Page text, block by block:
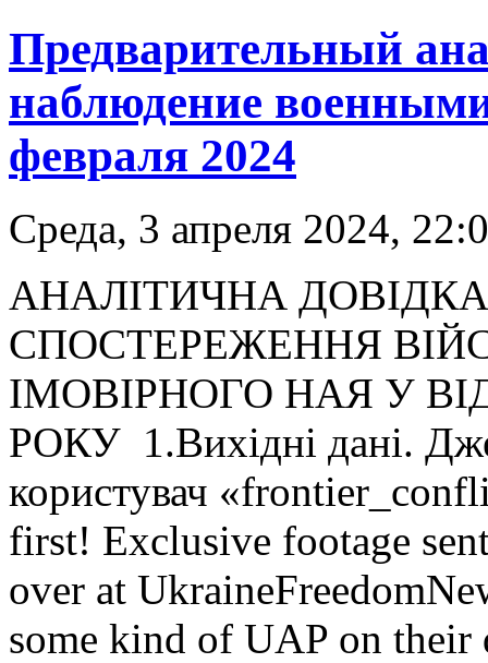
Предварительный
наблюдение
февраля 2024
Среда, 3 апреля 2024,
АНАЛІТИЧНА
СПОСТЕРЕЖЕННЯ
ІМОВІРНОГО НАЯ У
РОКУ 1.Вихідні дані.
користувач
first! Exclusive footage
over at
some kind of UAP on